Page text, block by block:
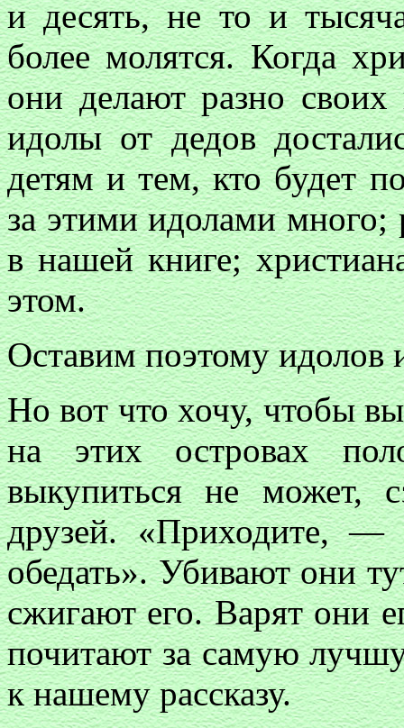
и десять, не то и
более молятся. Когда
они делают разно
идолы от дедов
детям и тем, кто будет
за этими идолами много;
в нашей книге;
этом.
Оставим поэтому идолов
Но вот что хочу, чтобы
на этих островах
выкупиться не может,
друзей. «Приходите,
обедать». Убивают они
сжигают его. Варят они
почитают за самую
к нашему рассказу.